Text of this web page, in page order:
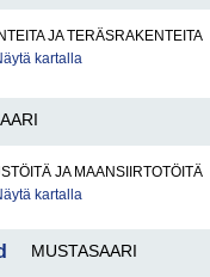
JA TERÄSRAKENTEITA
kartalla
JA MAANSIIRTOTÖITÄ
kartalla
MUSTASAARI